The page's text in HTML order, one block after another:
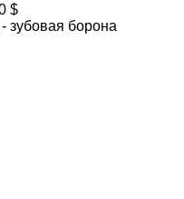
$
зубовая борона